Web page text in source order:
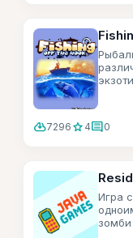
cloud_download7296 star 4comment0
Игра